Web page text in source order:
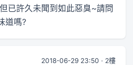
已許久未聞到如此惡臭~請問
道嗎?
2018-06-29 23:50 · 2樓